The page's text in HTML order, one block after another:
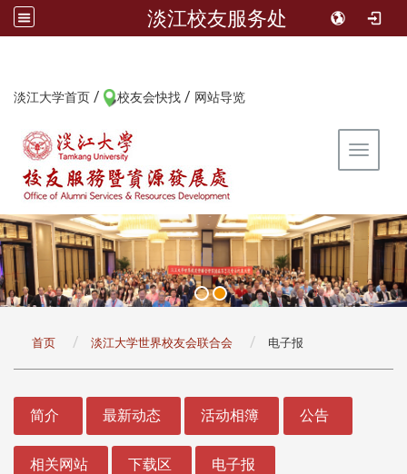
淡江校友服务处
淡江大学首页 / 校友会快找 / 网站导览
Toggle
首页 淡江大学世界校友会联合会 电子报
简介 最新动态 活动相簿 公告
相关网站 下载区 电子报